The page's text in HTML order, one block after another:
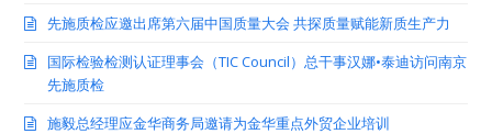
先施质检应邀出席第六届中国质量大会 共探质量赋能新质生产力
国际检验检测认证理事会（TIC Council）总干事汉娜•泰迪访问南京
先施质检
施毅总经理应金华商务局邀请为金华重点外贸企业培训